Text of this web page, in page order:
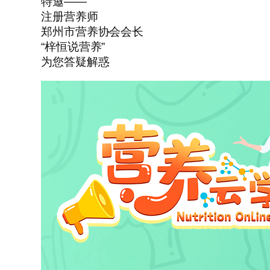
注册营养师
郑州市营养协会会长
“梓恒说营养”
为您答疑解惑